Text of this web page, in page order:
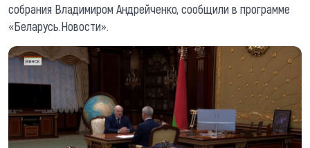
собрания Владимиром Андрейченко,сообщили в программе
«Беларусь.Новости».